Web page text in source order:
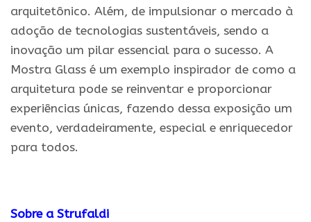
arquitetônico. Além, de impulsionar o mercado à
adoção de tecnologias sustentáveis, sendo a
inovação um pilar essencial para o sucesso. A
Mostra Glass é um exemplo inspirador de como a
arquitetura pode se reinventar e proporcionar
experiências únicas, fazendo dessa exposição um
evento, verdadeiramente, especial e enriquecedor
para todos.
Sobre a Strufaldi